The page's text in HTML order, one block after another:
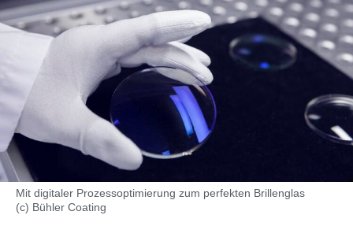
Mit digitaler Prozessoptimierung zum perfekten Brillenglas
(c) Bühler Coating